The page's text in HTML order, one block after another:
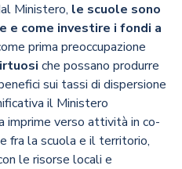
Ministero, le scuole sono
e come investire i fondi a
prima preoccupazione
che possano produrre
sui tassi di dispersione
il Ministero
imprime verso attività in co-
fra la scuola e il territorio,
le risorse locali e